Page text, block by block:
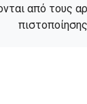
από τους